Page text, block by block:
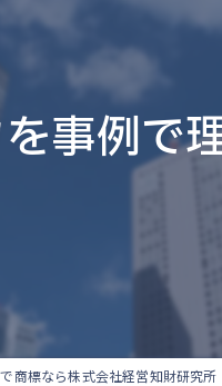
事例で
商標なら株式会社経営知財研究所